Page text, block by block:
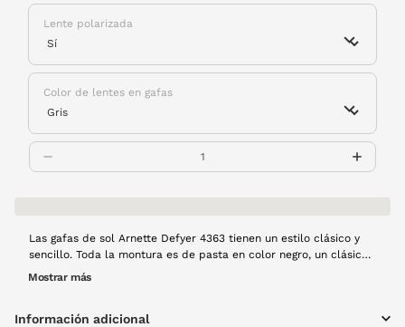
Lente polarizada
Color de lentes en gafas
Las gafas de sol Arnette Defyer 4363 tienen un estilo clásico y
sencillo. Toda la montura es de pasta en color negro, un clásico
atemporal que te acompañará temporada tras temporada.
Mostrar más
Información adicional